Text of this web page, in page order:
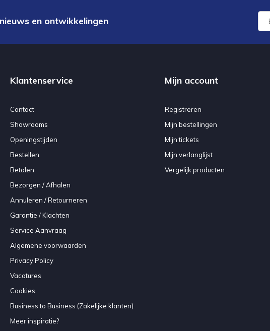
en ontwikkelingen
Klantenservice
Contact
Showrooms
Openingstijden
Bestellen
Betalen
Bezorgen / Afhalen
Annuleren / Retourneren
Garantie / Klachten
Service Aanvraag
Algemene voorwaarden
Privacy Policy
Vacatures
Cookies
Business to Business (Zakelijke klanten)
Meer inspiratie?
Mijn account
Registreren
Mijn bestellingen
Mijn tickets
Mijn verlanglijst
Vergelijk producten